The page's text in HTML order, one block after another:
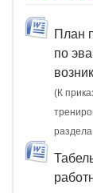
План
по
(К